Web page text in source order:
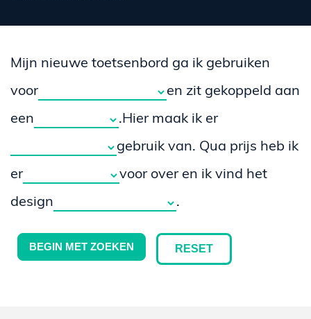
Mijn nieuwe toetsenbord ga ik gebruiken
voor
en zit gekoppeld aan
een
.Hier maak ik er
gebruik van. Qua prijs heb ik
er
voor over en ik vind het
design
.
BEGIN MET ZOEKEN RESET